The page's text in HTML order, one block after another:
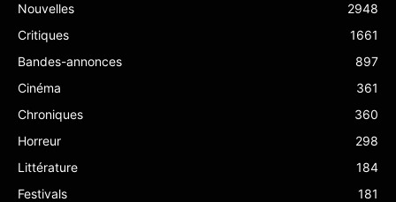
Nouvelles
2948
Critiques
1661
Bandes-annonces
897
Cinéma
361
Chroniques
360
Horreur
298
Littérature
184
Festivals
181